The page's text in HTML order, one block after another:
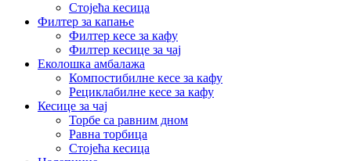
Стојећа кесица
Филтер за капање
Филтер кесе за кафу
Филтер кесице за чај
Еколошка амбалажа
Компостибилне кесе за кафу
Рециклабилне кесе за кафу
Кесице за чај
Торбе са равним дном
Равна торбица
Стојећа кесица